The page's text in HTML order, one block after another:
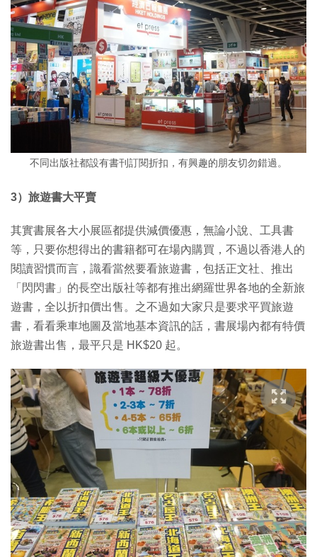
不同出版社都設有書刊訂閱折扣，有興趣的朋友切勿錯過。
3）旅遊書大平賣
其實書展各大小展區都提供減價優惠，無論小說、工具書
等，只要你想得出的書籍都可在場內購買，不過以香港人的
閱讀習慣而言，識看當然要看旅遊書，包括正文社、推出
「閃閃書」的長空出版社等都有推出網羅世界各地的全新旅
遊書，全以折扣價出售。之不過如大家只是要求平買旅遊
書，看看乘車地圖及當地基本資訊的話，書展場內都有特價
旅遊書出售，最平只是 HK$20 起。